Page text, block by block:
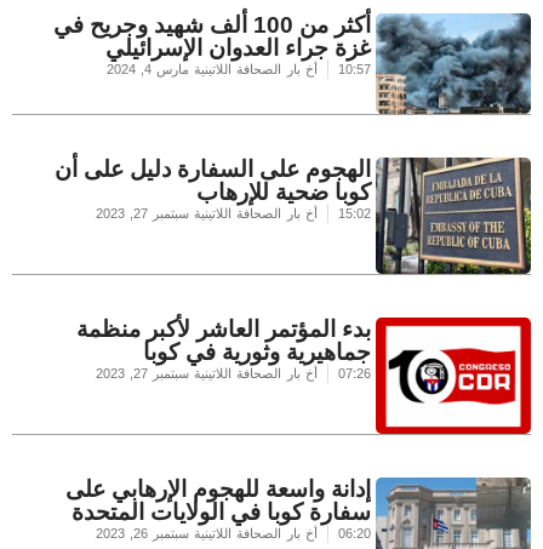
أكثر من 100 ألف شهيد وجريح في
غزة جراء العدوان الإسرائيلي
10:57 أخ بار الصحافة اللاتينية مارس 4, 2024
الهجوم على السفارة دليل على أن
كوبا ضحية للإرهاب
15:02 أخ بار الصحافة اللاتينية سبتمبر 27, 2023
بدء المؤتمر العاشر لأكبر منظمة
جماهيرية وثورية في كوبا
07:26 أخ بار الصحافة اللاتينية سبتمبر 27, 2023
إدانة واسعة للهجوم الإرهابي على
سفارة كوبا في الولايات المتحدة
06:20 أخ بار الصحافة اللاتينية سبتمبر 26, 2023